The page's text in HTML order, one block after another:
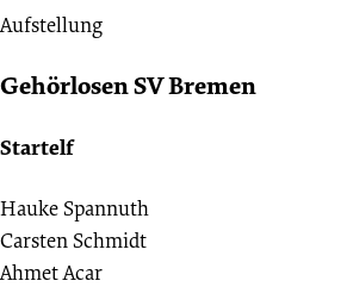
Aufstellung
Gehörlosen SV Bremen
Startelf
Hauke Spannuth
Carsten Schmidt
Ahmet Acar